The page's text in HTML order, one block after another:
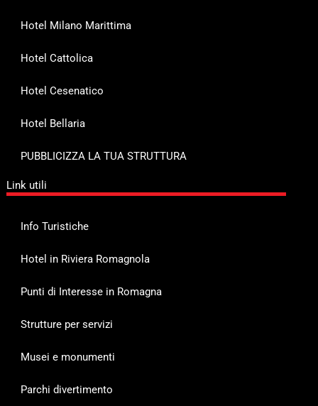
Hotel Milano Marittima
Hotel Cattolica
Hotel Cesenatico
Hotel Bellaria
PUBBLICIZZA LA TUA STRUTTURA
Link utili
Info Turistiche
Hotel in Riviera Romagnola
Punti di Interesse in Romagna
Strutture per servizi
Musei e monumenti
Parchi divertimento